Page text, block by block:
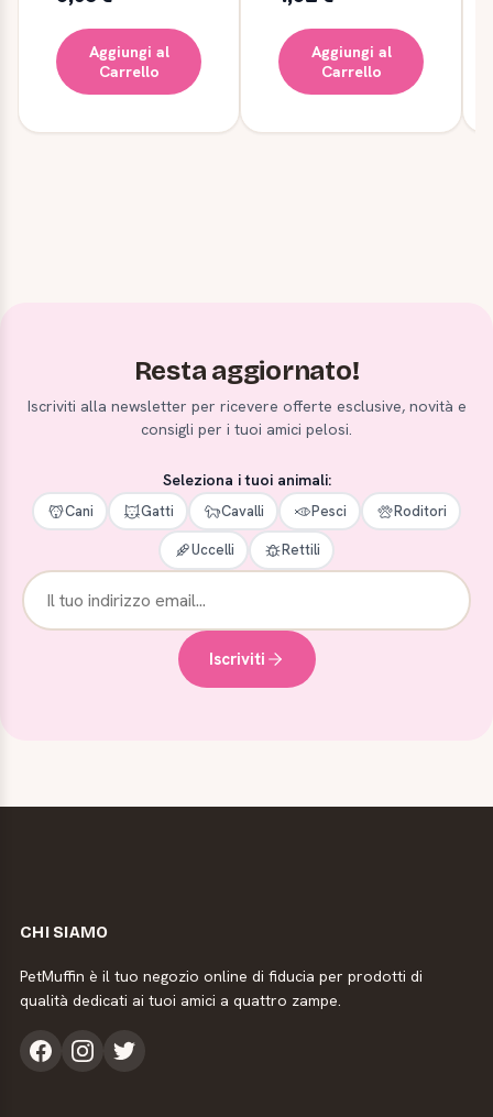
Aggiungi al
Carrello
Aggiungi al
Carrello
Resta aggiornato!
Iscriviti alla newsletter per ricevere offerte esclusive, novità e
consigli per i tuoi amici pelosi.
Seleziona i tuoi animali:
Cani Gatti Cavalli Pesci Roditori
Uccelli Rettili
Iscriviti
CHI SIAMO
PetMuffin è il tuo negozio online di fiducia per prodotti di
qualità dedicati ai tuoi amici a quattro zampe.